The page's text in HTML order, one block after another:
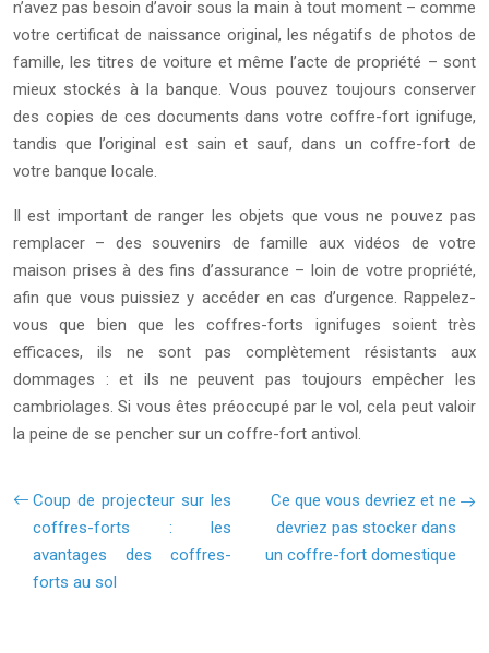
n’avez pas besoin d’avoir sous la main à tout moment – comme
votre certificat de naissance original, les négatifs de photos de
famille, les titres de voiture et même l’acte de propriété – sont
mieux stockés à la banque. Vous pouvez toujours conserver
des copies de ces documents dans votre coffre-fort ignifuge,
tandis que l’original est sain et sauf, dans un coffre-fort de
votre banque locale.
Il est important de ranger les objets que vous ne pouvez pas
remplacer – des souvenirs de famille aux vidéos de votre
maison prises à des fins d’assurance – loin de votre propriété,
afin que vous puissiez y accéder en cas d’urgence. Rappelez-
vous que bien que les coffres-forts ignifuges soient très
efficaces, ils ne sont pas complètement résistants aux
dommages : et ils ne peuvent pas toujours empêcher les
cambriolages. Si vous êtes préoccupé par le vol, cela peut valoir
la peine de se pencher sur un coffre-fort antivol.
Coup de projecteur sur les
coffres-forts : les
avantages des coffres-
forts au sol
Ce que vous devriez et ne
devriez pas stocker dans
un coffre-fort domestique